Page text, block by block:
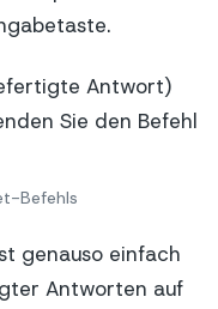
Befehls
genauso einfach
Antworten auf